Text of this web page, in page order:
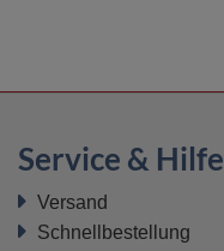
Service & Hilfe
Versand
Schnellbestellung